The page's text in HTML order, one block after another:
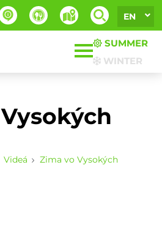
EN
SUMMER
WINTER
Videá
Zima vo Vysokých